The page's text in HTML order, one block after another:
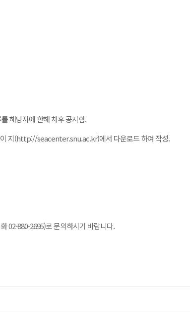
해당자에 한해 차후 공지함.
지(http://seacenter.snu.ac.kr)에서 다운로드 하여 작성.
02-880-2695)로 문의하시기 바랍니다.